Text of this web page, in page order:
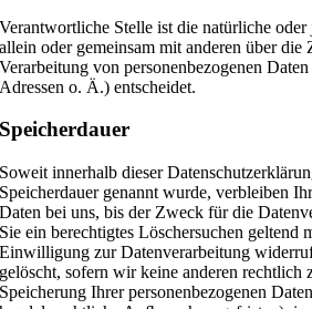
Verantwortliche Stelle ist die natürliche oder
allein oder gemeinsam mit anderen über
Verarbeitung von personenbezogenen
Adressen o. Ä.) entscheidet.
Speicherdauer
Soweit innerhalb dieser
Speicherdauer genannt wurde, verbleiben
Daten bei uns, bis der Zweck für die
Sie ein berechtigtes Löschersuchen geltend
Einwilligung zur Datenverarbeitung
gelöscht, sofern wir keine anderen rechtlich
Speicherung Ihrer personenbezogenen